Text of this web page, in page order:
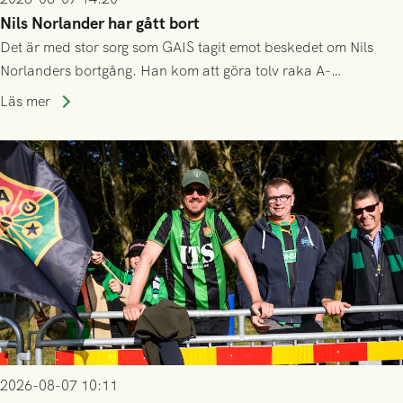
Nils Norlander har gått bort
Det är med stor sorg som GAIS tagit emot beskedet om Nils
Norlanders bortgång. Han kom att göra tolv raka A-
lagssäsonger i Grönsvart och är en av få spelare som i GAIS
Läs mer
2026-08-07 10:11